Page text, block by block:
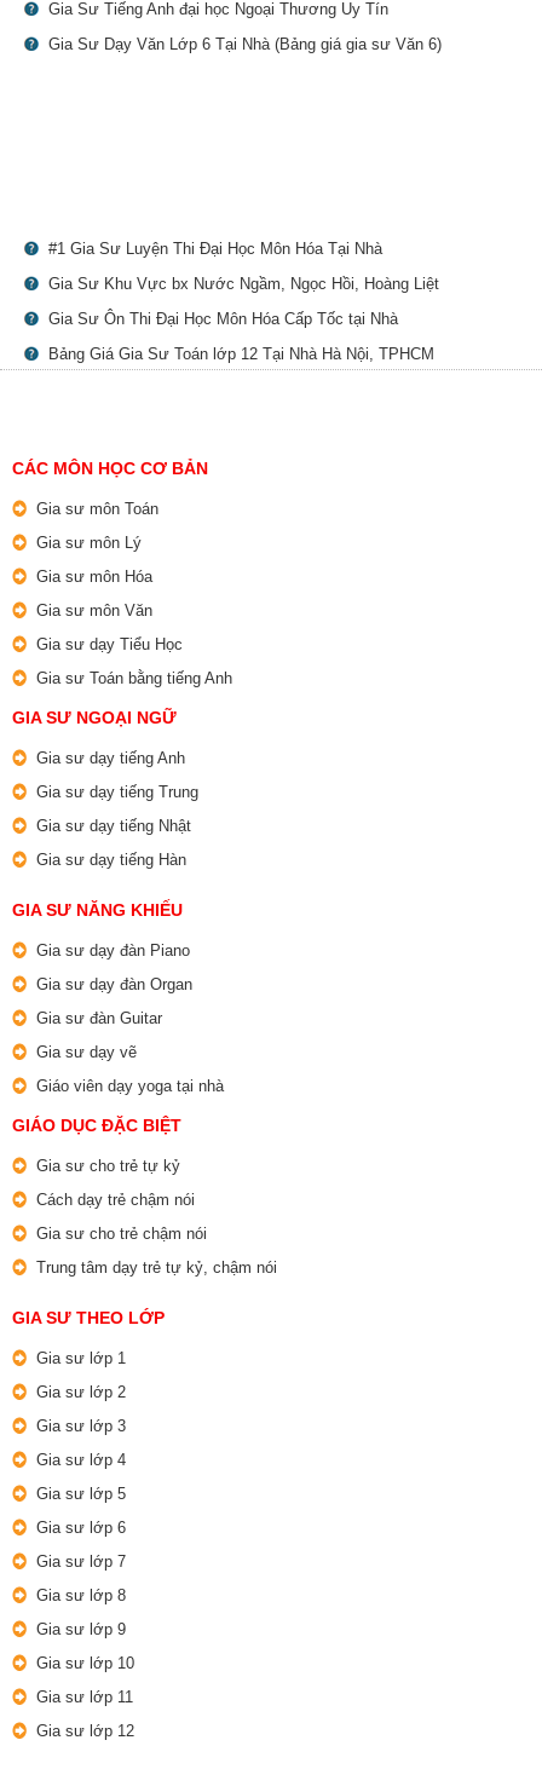
Gia Sư Tiếng Anh đại học Ngoại Thương Uy Tín
Gia Sư Dạy Văn Lớp 6 Tại Nhà (Bảng giá gia sư Văn 6)
#1 Gia Sư Luyện Thi Đại Học Môn Hóa Tại Nhà
Gia Sư Khu Vực bx Nước Ngầm, Ngọc Hồi, Hoàng Liệt
Gia Sư Ôn Thi Đại Học Môn Hóa Cấp Tốc tại Nhà
Bảng Giá Gia Sư Toán lớp 12 Tại Nhà Hà Nội, TPHCM
CÁC MÔN HỌC CƠ BẢN
Gia sư môn Toán
Gia sư môn Lý
Gia sư môn Hóa
Gia sư môn Văn
Gia sư dạy Tiểu Học
Gia sư Toán bằng tiếng Anh
GIA SƯ NGOẠI NGỮ
Gia sư dạy tiếng Anh
Gia sư dạy tiếng Trung
Gia sư dạy tiếng Nhật
Gia sư dạy tiếng Hàn
GIA SƯ NĂNG KHIẾU
Gia sư dạy đàn Piano
Gia sư dạy đàn Organ
Gia sư đàn Guitar
Gia sư dạy vẽ
Giáo viên dạy yoga tại nhà
GIÁO DỤC ĐẶC BIỆT
Gia sư cho trẻ tự kỷ
Cách dạy trẻ chậm nói
Gia sư cho trẻ chậm nói
Trung tâm dạy trẻ tự kỷ, chậm nói
GIA SƯ THEO LỚP
Gia sư lớp 1
Gia sư lớp 2
Gia sư lớp 3
Gia sư lớp 4
Gia sư lớp 5
Gia sư lớp 6
Gia sư lớp 7
Gia sư lớp 8
Gia sư lớp 9
Gia sư lớp 10
Gia sư lớp 11
Gia sư lớp 12